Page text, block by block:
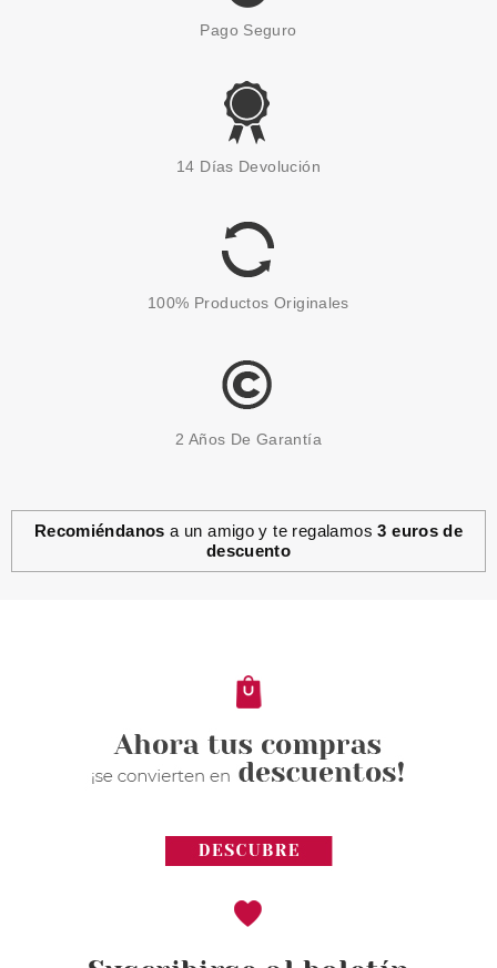
TRUSSARDI
ML
57.95€
TRUSSARDI
41.00€
Pago Seguro
14 Días Devolución
100% Productos Originales
2 Años De Garantía
Recomiéndanos a un amigo y te regalamos3 euros de
descuento